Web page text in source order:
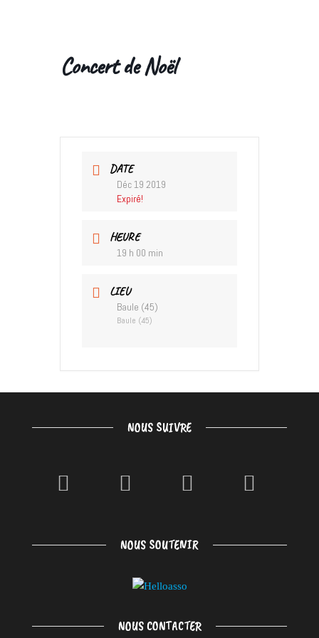
Concert de Noël
DATE
Déc 19 2019
Expiré!
HEURE
19 h 00 min
LIEU
Baule (45)
Baule (45)
NOUS SUIVRE
NOUS SOUTENIR
NOUS CONTACTER